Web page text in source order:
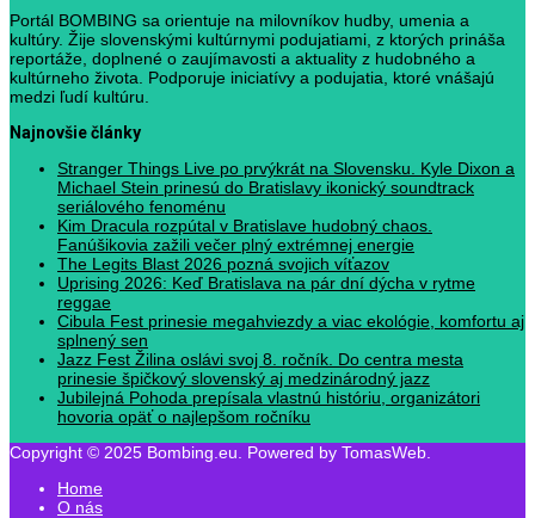
Portál BOMBING sa orientuje na milovníkov hudby, umenia a
kultúry. Žije slovenskými kultúrnymi podujatiami, z ktorých prináša
reportáže, doplnené o zaujímavosti a aktuality z hudobného a
kultúrneho života. Podporuje iniciatívy a podujatia, ktoré vnášajú
medzi ľudí kultúru.
Najnovšie články
Stranger Things Live po prvýkrát na Slovensku. Kyle Dixon a
Michael Stein prinesú do Bratislavy ikonický soundtrack
seriálového fenoménu
Kim Dracula rozpútal v Bratislave hudobný chaos.
Fanúšikovia zažili večer plný extrémnej energie
The Legits Blast 2026 pozná svojich víťazov
Uprising 2026: Keď Bratislava na pár dní dýcha v rytme
reggae
Cibula Fest prinesie megahviezdy a viac ekológie, komfortu aj
splnený sen
Jazz Fest Žilina oslávi svoj 8. ročník. Do centra mesta
prinesie špičkový slovenský aj medzinárodný jazz
Jubilejná Pohoda prepísala vlastnú históriu, organizátori
hovoria opäť o najlepšom ročníku
Copyright © 2025 Bombing.eu. Powered by TomasWeb.
Home
O nás